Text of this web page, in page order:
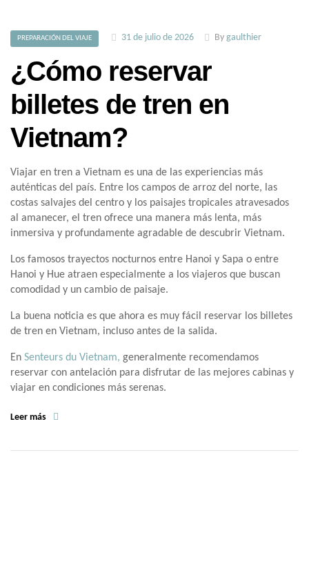
PREPARACIÓN DEL VIAJE 31 de julio de 2026 By gaulthier
¿Cómo reservar
billetes de tren en
Vietnam?
Viajar en tren a Vietnam es una de las experiencias más
auténticas del país. Entre los campos de arroz del norte, las
costas salvajes del centro y los paisajes tropicales atravesados
al amanecer, el tren ofrece una manera más lenta, más
inmersiva y profundamente agradable de descubrir Vietnam.
Los famosos trayectos nocturnos entre Hanoi y Sapa o entre
Hanoi y Hue atraen especialmente a los viajeros que buscan
comodidad y un cambio de paisaje.
La buena noticia es que ahora es muy fácil reservar los billetes
de tren en Vietnam, incluso antes de la salida.
En Senteurs du Vietnam, generalmente recomendamos
reservar con antelación para disfrutar de las mejores cabinas y
viajar en condiciones más serenas.
Leer más